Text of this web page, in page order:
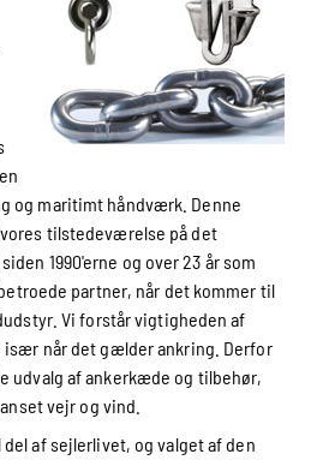
og maritimt håndværk. Denne
tilstedeværelse på det
1990'erne og over 23 år som
partner, når det kommer til
Vi forstår vigtigheden af
især når det gælder ankring. Derfor
udvalg af ankerkæde og tilbehør,
vejr og vind.
af sejlerlivet, og valget af den